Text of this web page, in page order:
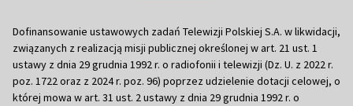
Dofinansowanie ustawowych zadań Telewizji Polskiej S.A. w likwidacji,
związanych z realizacją misji publicznej określonej w art. 21 ust. 1
ustawy z dnia 29 grudnia 1992 r. o radiofonii i telewizji (Dz. U. z 2022 r.
poz. 1722 oraz z 2024 r. poz. 96) poprzez udzielenie dotacji celowej, o
której mowa w art. 31 ust. 2 ustawy z dnia 29 grudnia 1992 r. o